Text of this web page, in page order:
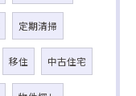
定期清掃
移住 中古住宅